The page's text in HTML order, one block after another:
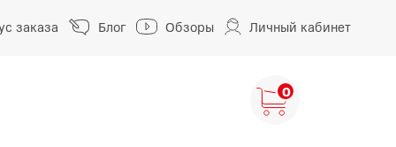
заказа Блог Обзоры Личный кабинет
0